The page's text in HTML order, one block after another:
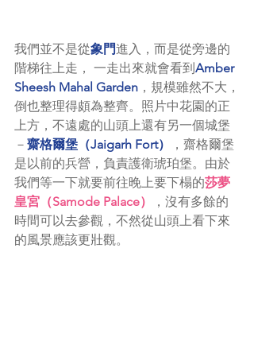
我們並不是從象門進入，而是從旁邊的
階梯往上走， 一走出來就會看到Amber
Sheesh Mahal Garden ，規模雖然不大，
倒也整理得頗為整齊。照片中花園的正
上方，不遠處的山頭上還有另一個城堡
－ 齋格爾堡（Jaigarh Fort）
，齋格爾堡
是以前的兵營，負責護衛琥珀堡。由於
我們等一下就要前往晚上要下榻的莎夢
皇宮（Samode Palace）
，沒有多餘的
時間可以去參觀，不然從山頭上看下來
的風景應該更壯觀。